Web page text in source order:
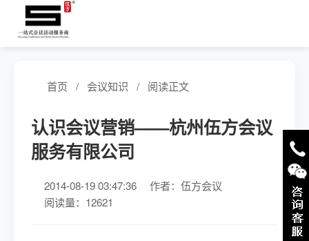
首页 / 会议知识 / 阅读正文
认识会议营销——杭州伍方会议
服务有限公司
2014-08-19 03:47:36
作者：伍方会议
阅读量：12621